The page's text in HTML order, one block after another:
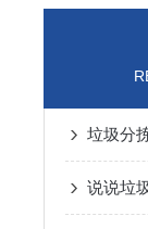
说说垃